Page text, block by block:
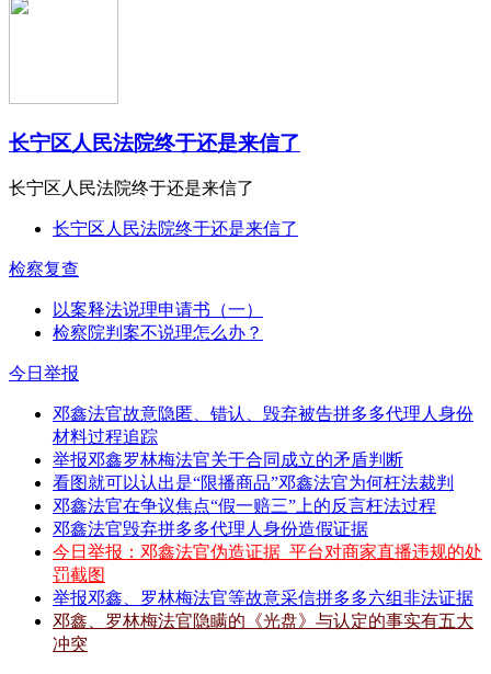
长宁区人民法院终于还是来信了
长宁区人民法院终于还是来信了
长宁区人民法院终于还是来信了
检察复查
以案释法说理申请书（一）
检察院判案不说理怎么办？
今日举报
邓鑫法官故意隐匿、错认、毁弃被告拼多多代理人身份
材料过程追踪
举报邓鑫罗林梅法官关于合同成立的矛盾判断
看图就可以认出是“限播商品”邓鑫法官为何枉法裁判
邓鑫法官在争议焦点“假一赔三”上的反言枉法过程
邓鑫法官毁弃拼多多代理人身份造假证据
今日举报：邓鑫法官伪造证据_平台对商家直播违规的处
罚截图
举报邓鑫、罗林梅法官等故意采信拼多多六组非法证据
邓鑫、罗林梅法官隐瞒的《光盘》与认定的事实有五大
冲突